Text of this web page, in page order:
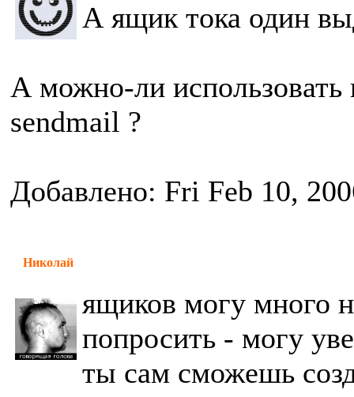
А ящик тока один
А можно-ли использовать
sendmail ?
Добавлено: Fri Feb 10,
Николай
ящиков могу много
попросить - могу
ты сам сможешь